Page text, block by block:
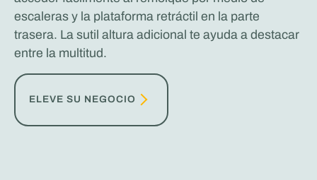
escaleras y la plataforma retráctil en la parte
trasera. La sutil altura adicional te ayuda a destacar
entre la multitud.
ELEVE SU NEGOCIO